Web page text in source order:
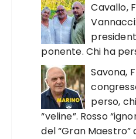
Cavallo,
ponente. Chi ha
Savona,
perso,
“veline”. Rosso
del “Gran Maestro”